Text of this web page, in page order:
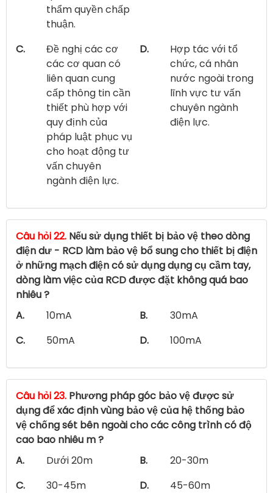
thẩm quyền chấp
thuận.
C.
Đề nghị các cơ
các cơ quan có
liên quan cung
cấp thông tin cần
thiết phù hợp với
quy định của
pháp luật phục vụ
cho hoạt động tư
vấn chuyên
ngành điện lực.
D.
Hợp tác với tổ
chức, cá nhân
nước ngoài trong
lĩnh vực tư vấn
chuyên ngành
điện lực.
Câu hỏi 22. Nếu sử dụng thiết bị bảo vệ theo dòng
điện dư - RCD làm bảo vệ bổ sung cho thiết bị điện
ở những mạch điện có sử dụng dụng cụ cầm tay,
dòng làm việc của RCD được đặt không quá bao
nhiêu ?
A.
10mA B.
30mA
C.
50mA D. 100mA
Câu hỏi 23. Phương pháp góc bảo vệ được sử
dụng để xác định vùng bảo vệ của hệ thống bảo
vệ chống sét bên ngoài cho các công trình có độ
cao bao nhiêu m ?
A.
Dưới 20m B.
20-30m
C.
30-45m D. 45-60m